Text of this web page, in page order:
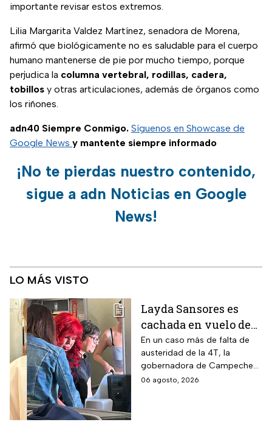
importante revisar estos extremos.
Lilia Margarita Valdez Martínez, senadora de Morena,
afirmó que biológicamente no es saludable para el cuerpo
humano mantenerse de pie por mucho tiempo, porque
perjudica la columna vertebral, rodillas, cadera,
tobillos y otras articulaciones, además de órganos como
los riñones.
adn40 Siempre Conmigo. Síguenos en Showcase de
Google News y mantente siempre informado
¡No te pierdas nuestro contenido,
sigue a adn Noticias en Google
News!
LO MÁS VISTO
Layda Sansores es
cachada en vuelo de
primera clase rumbo a
Madrid: ¿Y la
austeridad?
En un caso más de falta de
austeridad de la 4T, la
gobernadora de Campeche
fue captada arribando al viejo
06 agosto, 2026